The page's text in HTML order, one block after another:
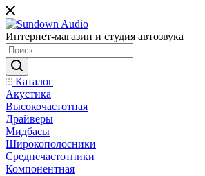
Интернет-магазин и студия автозвука
Каталог
Акустика
Высокочастотная
Драйверы
Мидбасы
Широкополосники
Среднечастотники
Компонентная